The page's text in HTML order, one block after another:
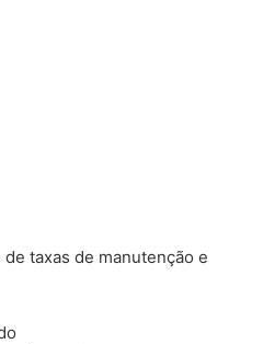
taxas de manutenção e